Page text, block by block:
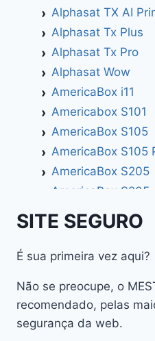
Alphasat TX AI
Alphasat Tx Plus
Alphasat Tx Pro
Alphasat Wow
AmericaBox i11
Americabox S101
AmericaBox S105
AmericaBox S105
AmericaBox S205
AmericaBox S205
AmericaBox S305
AmericaBox S305
AmericaBox S705
Athomics
Athomics Active
Athomics Eon UHD
SITE SEGURO
É sua primeira vez aqui?
Não se preocupe, o
recomendado, pelas
segurança da web.